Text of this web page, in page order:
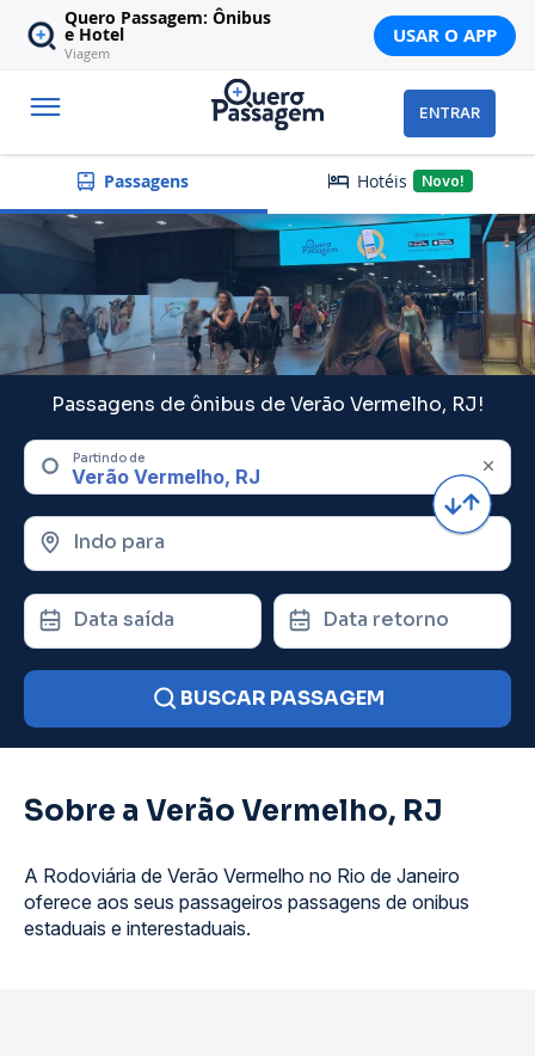
Quero Passagem: Ônibus
e Hotel
Viagem
USAR O APP
ENTRAR
Passagens Hotéis Novo!
Passagens de ônibus de Verão Vermelho, RJ!
Partindo de
Indo para
Data saída Data retorno
BUSCAR PASSAGEM
Sobre a Verão Vermelho, RJ
A Rodoviária de Verão Vermelho no Rio de Janeiro
oferece aos seus passageiros passagens de onibus
estaduais e interestaduais.